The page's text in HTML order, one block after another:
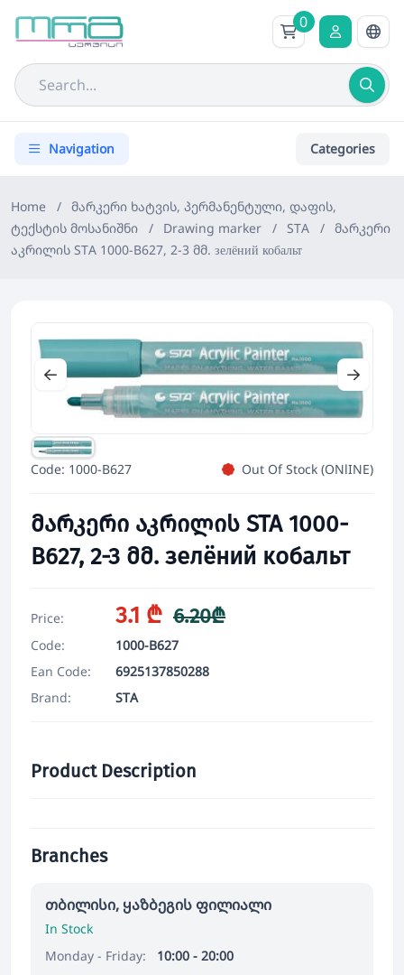
0
Navigation Categories
Home /
მარკერი ხატვის, პერმანენტული, დაფის,
ტექსტის მოსანიშნი
/ Drawing marker / STA /
მარკერი
აკრილის STA 1000-B627, 2-3 მმ. зелёний кобальт
Code: 1000-B627 Out Of Stock (ONlINE)
მარკერი აკრილის STA 1000-
B627, 2-3 მმ. зелёний кобальт
Price: 3.1 ₾ 6.20₾
Code:
1000-B627
Ean Code:
6925137850288
Brand:
STA
Product Description
Branches
თბილისი, ყაზბეგის ფილიალი
In Stock
Monday - Friday:
10:00 - 20:00